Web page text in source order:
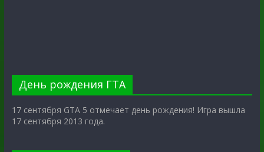
День рождения ГТА
17 сентября GTA 5 отмечает день рождения! Игра вышла
17 сентября 2013 года.